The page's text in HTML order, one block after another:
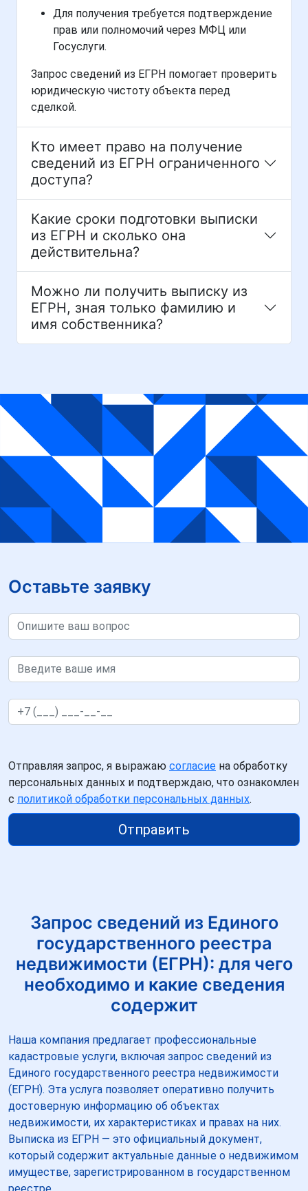
Для получения требуется подтверждение
прав или полномочий через МФЦ или
Госуслуги.
Запрос сведений из ЕГРН помогает проверить
юридическую чистоту объекта перед
сделкой.
Кто имеет право на получение
сведений из ЕГРН ограниченного
доступа?
Какие сроки подготовки выписки
из ЕГРН и сколько она
действительна?
Можно ли получить выписку из
ЕГРН, зная только фамилию и
имя собственника?
Оставьте заявку
Отправляя запрос, я выражаю согласие на обработку
персональных данных и подтверждаю, что ознакомлен
с политикой обработки персональных данных.
Отправить
Запрос сведений из Единого
государственного реестра
недвижимости (ЕГРН): для чего
необходимо и какие сведения
содержит
Наша компания предлагает профессиональные
кадастровые услуги, включая запрос сведений из
Единого государственного реестра недвижимости
(ЕГРН). Эта услуга позволяет оперативно получить
достоверную информацию об объектах
недвижимости, их характеристиках и правах на них.
Выписка из ЕГРН — это официальный документ,
который содержит актуальные данные о недвижимом
имуществе, зарегистрированном в государственном
реестре.